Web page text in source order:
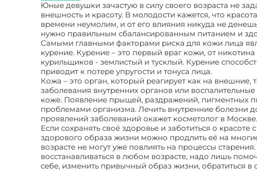
Юные девушки зачастую в силу своего возраста не
внешность и красоту. В молодости кажется, что
времени неумолим, и от его влияния никуда не
нужно правильным сбалансированным питанием и
Самыми главными факторами риска для кожи лица
курение. Курение – это первый враг кожи, от никотина
курильщиков - землистый и тусклый. Курение
приводит к потере упругости и тонуса лица.
Кожа – это орган, который реагирует как на внешние,
заболевания внутренних органов или
коже. Появление прыщей, раздражений, пигментных
проблемами организма. Лечить внутренние
проявлений заболеваний окажет косметолог в Москве.
Если сохранять своё здоровье и заботиться о
здорового образа жизни можно продлить её на
возрасте не могут уже повлиять на процессы
восстанавливаться в любом возрасте, надо лишь
себе, изменить привычный образ жизни, обратиться в